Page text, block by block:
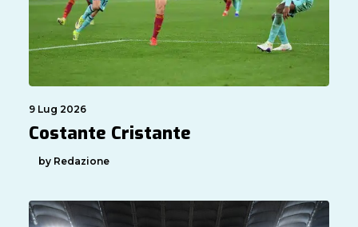
9 Lug 2026
Costante Cristante
by Redazione